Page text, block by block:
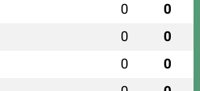
0 0
0 0
0 0